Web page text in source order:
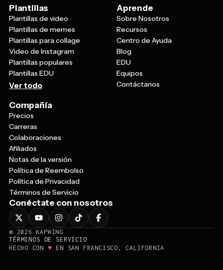
Plantillas
Plantillas de video
Plantillas de memes
Plantillas para collage
Video de Instagram
Plantillas populares
Plantillas EDU
Ver todo
Aprende
Sobre Nosotros
Recursos
Centro de Ayuda
Blog
EDU
Equipos
Contáctanos
Compañía
Precios
Carreras
Colaboraciones
Afiliados
Notas de la versión
Política de Reembolso
Política de Privacidad
Términos de Servicio
Conéctate con nosotros
© 2026
KAPWING
TÉRMINOS DE SERVICIO
HECHO CON ♥ EN SAN FRANCISCO, CALIFORNIA